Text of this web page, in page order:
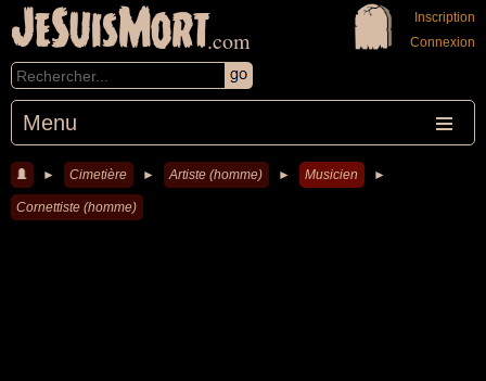
JeSuisMort.com
Menu
Inscription
Connexion
► Cimetière ► Artiste (homme) ► Musicien ►
Cornettiste (homme)